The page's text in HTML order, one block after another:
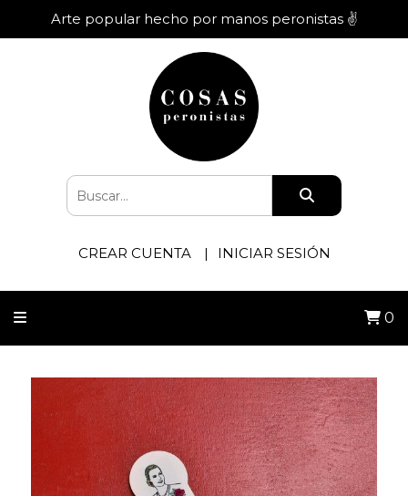
Arte popular hecho por manos peronistas ✌️
CREAR CUENTA INICIAR SESIÓN
0